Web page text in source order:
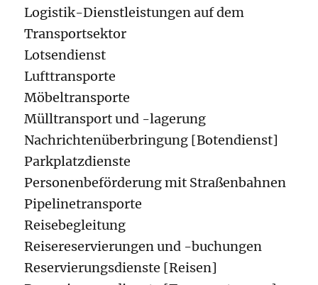
Logistik-Dienstleistungen auf dem
Transportsektor
Lotsendienst
Lufttransporte
Möbeltransporte
Mülltransport und -lagerung
Nachrichtenüberbringung [Botendienst]
Parkplatzdienste
Personenbeförderung mit Straßenbahnen
Pipelinetransporte
Reisebegleitung
Reisereservierungen und -buchungen
Reservierungsdienste [Reisen]